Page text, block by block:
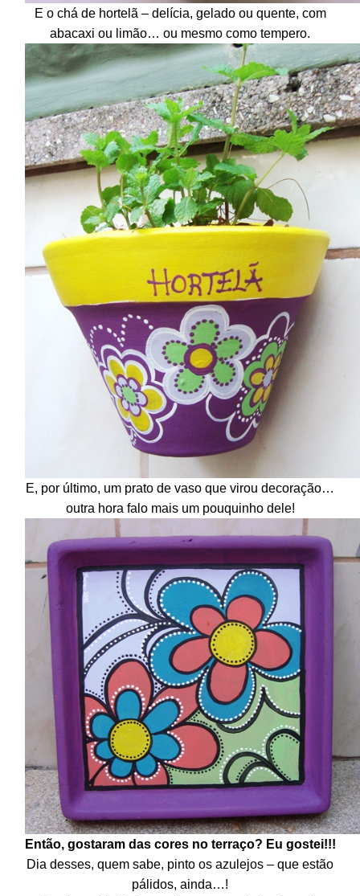
E o chá de hortelã – delícia, gelado ou quente, com
abacaxi ou limão… ou mesmo como tempero.
E, por último, um prato de vaso que virou decoração…
outra hora falo mais um pouquinho dele!
Então, gostaram das cores no terraço? Eu gostei!!!
Dia desses, quem sabe, pinto os azulejos – que estão
pálidos, ainda…!